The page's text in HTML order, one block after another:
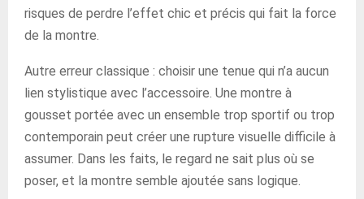
risques de perdre l’effet chic et précis qui fait la force
de la montre.
Autre erreur classique : choisir une tenue qui n’a aucun
lien stylistique avec l’accessoire. Une montre à
gousset portée avec un ensemble trop sportif ou trop
contemporain peut créer une rupture visuelle difficile à
assumer. Dans les faits, le regard ne sait plus où se
poser, et la montre semble ajoutée sans logique.